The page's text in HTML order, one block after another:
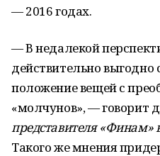
— 2016 годах.
— В недалекой
действительно
положение вещей с
«молчунов», — говорит д
представителя «Финам»
Такого же мнения